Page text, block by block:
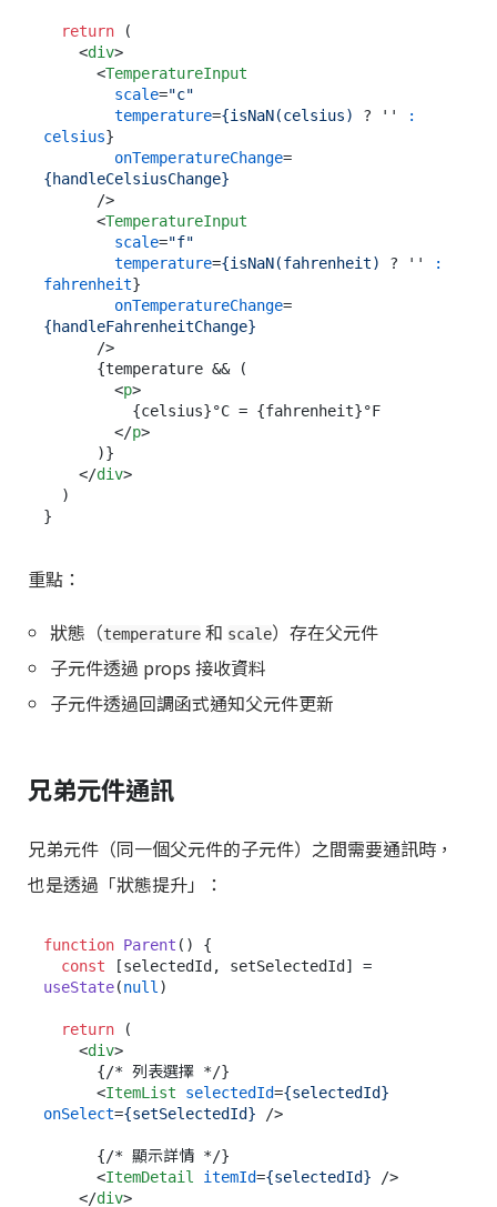
return (
<div>
<TemperatureInput
scale="c"
temperature={isNaN(celsius) ? ''
:
celsius}
onTemperatureChange=
{handleCelsiusChange}
      />
<TemperatureInput
scale="f"
temperature={isNaN(fahrenheit) ? ''
:
fahrenheit}
onTemperatureChange=
{handleFahrenheitChange}
      />
<p>
</p>
</div>
重點：
狀態（temperature 和 scale）存在父元件
子元件透過 props 接收資料
子元件透過回調函式通知父元件更新
兄弟元件通訊
兄弟元件（同一個父元件的子元件）之間需要通訊時，
也是透過「狀態提升」：
function Parent ( ) {
const
useState(null)
return (
<div>
<ItemList selectedId={selectedId}
onSelect={setSelectedId} />
<ItemDetail itemId={selectedId} />
</div>